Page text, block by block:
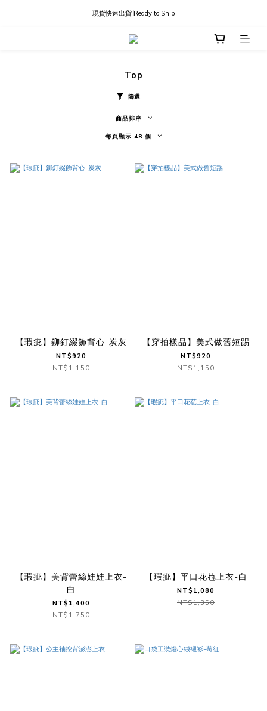
現貨快速出貨∣Ready to Ship
現貨快速出貨∣Ready to Ship
國內訂單滿三千免運
Top
篩選
商品排序
每頁顯示 48 個
【瑕疵】鉚釘綴飾背心-炭灰
NT$920
NT$1,150
【穿拍樣品】美式做舊短踢
NT$920
NT$1,150
【瑕疵】美背蕾絲娃娃上衣-
白
NT$1,400
NT$1,750
【瑕疵】平口花苞上衣-白
NT$1,080
NT$1,350